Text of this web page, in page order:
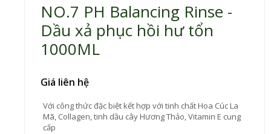
NO.7 PH Balancing Rinse -
Dầu xả phục hồi hư tổn
1000ML
Giá liên hệ
Với công thức đặc biệt kết hợp với tinh chất Hoa Cúc La
Mã, Collagen, tinh dầu cây Hương Thảo, Vitamin E cung
cấp